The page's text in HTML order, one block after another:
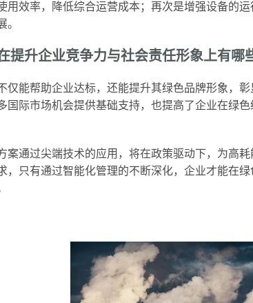
用效率，降低综合运营成本；再次是增强设备的
提升企业竞争力与社会责任形象上有哪
仅能帮助企业达标，还能提升其绿色品牌形象，
国际市场机会提供基础支持，也提高了企业在绿
案通过尖端技术的应用，将在政策驱动下，为高
，只有通过智能化管理的不断深化，企业才能在